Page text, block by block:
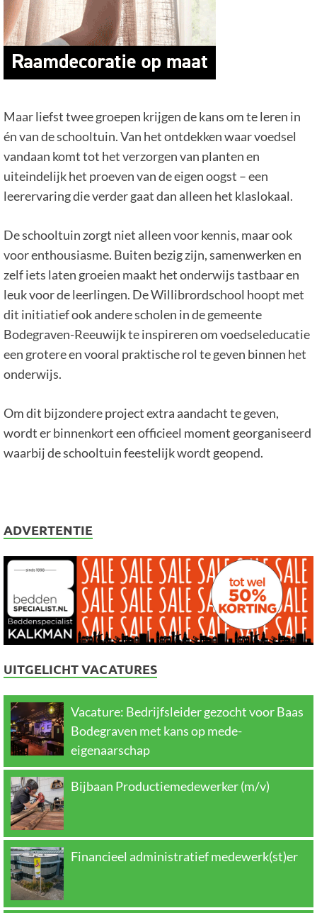
Maar liefst twee groepen krijgen de kans om te leren in
én van de schooltuin. Van het ontdekken waar voedsel
vandaan komt tot het verzorgen van planten en
uiteindelijk het proeven van de eigen oogst – een
leerervaring die verder gaat dan alleen het klaslokaal.
De schooltuin zorgt niet alleen voor kennis, maar ook
voor enthousiasme. Buiten bezig zijn, samenwerken en
zelf iets laten groeien maakt het onderwijs tastbaar en
leuk voor de leerlingen. De Willibrordschool hoopt met
dit initiatief ook andere scholen in de gemeente
Bodegraven-Reeuwijk te inspireren om voedseleducatie
een grotere en vooral praktische rol te geven binnen het
onderwijs.
Om dit bijzondere project extra aandacht te geven,
wordt er binnenkort een officieel moment georganiseerd
waarbij de schooltuin feestelijk wordt geopend.
ADVERTENTIE
UITGELICHT VACATURES
Vacature: Bedrijfsleider gezocht voor Baas
Bodegraven met kans op mede-
eigenaarschap
Bijbaan Productiemedewerker (m/v)
Financieel administratief medewerk(st)er